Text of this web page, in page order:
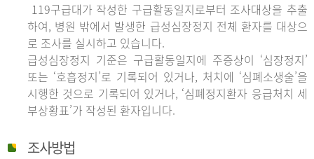
119구급대가 작성한 구급활동일지로부터 조사대상을 추출
하여, 병원 밖에서 발생한 급성심장정지 전체 환자를 대상으
로 조사를 실시하고 있습니다.
급성심장정지 기준은 구급활동일지에 주증상이 ‘심장정지’
또는 ‘호흡정지’로 기록되어 있거나, 처치에 ‘심폐소생술’을
시행한 것으로 기록되어 있거나, ‘심폐정지환자 응급처치 세
부상황표’가 작성된 환자입니다.
조사방법